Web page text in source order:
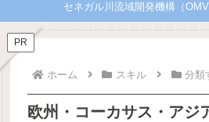
セネガル川流域開発機構（
PR
ホーム スキル 分類
欧州・コーカサス・アジ